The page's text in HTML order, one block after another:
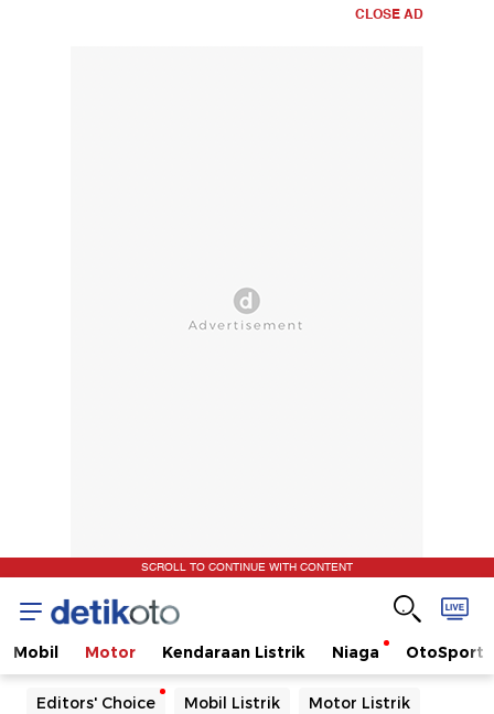
CLOSE AD
SCROLL TO CONTINUE WITH CONTENT
Mobil Motor Kendaraan Listrik Niaga OtoSport
Editors' Choice Mobil Listrik Motor Listrik